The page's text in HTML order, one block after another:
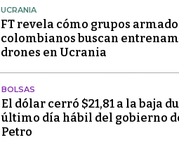
UCRANIA
FT revela cómo grupos
colombianos buscan
drones en Ucrania
BOLSAS
El dólar cerró $21,81 a la baja
último día hábil del gobierno
Petro